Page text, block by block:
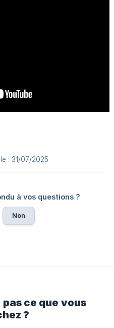
: 31/07/2025
à vos questions ?
Non
ce que vous
?